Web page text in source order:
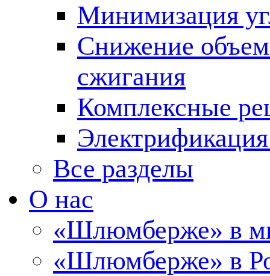
Минимизация
Снижение
сжигания
Комплексные
Все разделы
О нас
«Шлюмберже» в
«Шлюмберже» в